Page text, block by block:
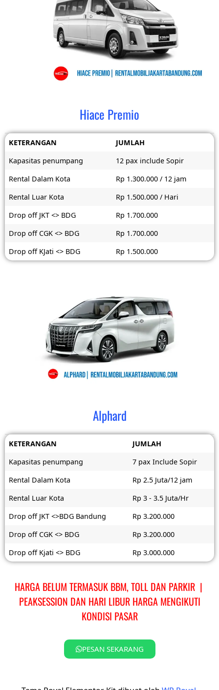
Hiace Premio
KETERANGAN
JUMLAH
Kapasitas penumpang
12 pax include Sopir
Rental Dalam Kota
Rp 1.300.000 / 12 jam
Rental Luar Kota
Rp 1.500.000 / Hari
Drop off JKT <> BDG
Rp 1.700.000
Drop off CGK <> BDG
Rp 1.700.000
Drop off KJati <> BDG
Rp 1.500.000
Alphard
KETERANGAN
JUMLAH
Kapasitas penumpang
7 pax Include Sopir
Rental Dalam Kota
Rp 2.5 Juta/12 jam
Rental Luar Kota
Rp 3 - 3.5 Juta/Hr
Drop off JKT <>BDG Bandung
Rp 3.200.000
Drop off CGK <> BDG
Rp 3.200.000
Drop off Kjati <> BDG
Rp 3.000.000
HARGA BELUM TERMASUK BBM, TOLL DAN PARKIR |
PEAKSESSION DAN HARI LIBUR HARGA MENGIKUTI
KONDISI PASAR
PESAN SEKARANG